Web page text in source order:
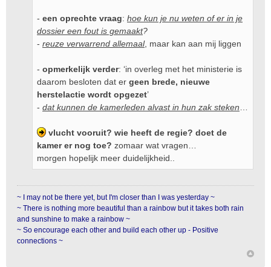
- een oprechte vraag: hoe kun je nu weten of er in je
dossier een fout is gemaakt?
- reuze verwarrend allemaal, maar kan aan mij liggen
- opmerkelijk verder: ‘in overleg met het ministerie is
daarom besloten dat er geen brede, nieuwe
herstelactie wordt opgezet’
- dat kunnen de kamerleden alvast in hun zak steken
vlucht vooruit? wie heeft de regie? doet de
kamer er nog toe? zomaar wat vragen…
morgen hopelijk meer duidelijkheid..
~ I may not be there yet, but I'm closer than I was yesterday ~
~ There is nothing more beautiful than a rainbow but it takes both rain
and sunshine to make a rainbow ~
~ So encourage each other and build each other up - Positive
connections ~